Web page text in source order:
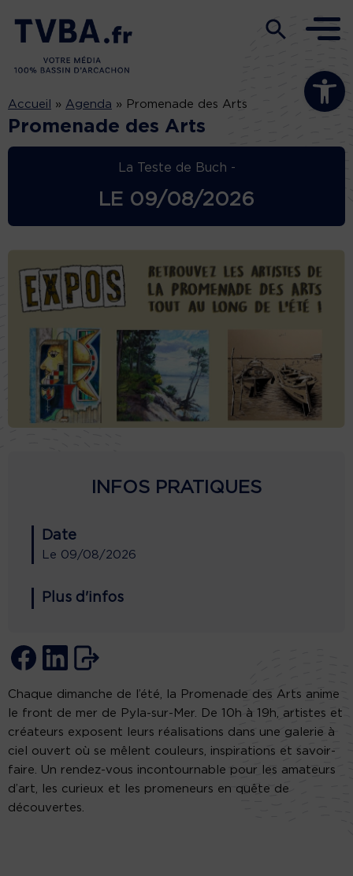
Ouvrir la
Accueil » Agenda » Promenade des Arts
Promenade des Arts
La Teste de Buch -
LE 09/08/2026
INFOS PRATIQUES
Date
Le 09/08/2026
Plus d'infos
Chaque dimanche de l’été, la Promenade des Arts anime
le front de mer de Pyla-sur-Mer. De 10h à 19h, artistes et
créateurs exposent leurs réalisations dans une galerie à
ciel ouvert où se mêlent couleurs, inspirations et savoir-
faire. Un rendez-vous incontournable pour les amateurs
d’art, les curieux et les promeneurs en quête de
découvertes.